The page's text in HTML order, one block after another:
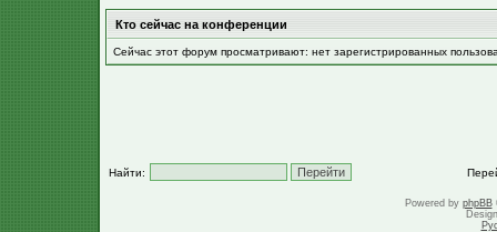
Кто сейчас на конференции
Сейчас этот форум просматривают: нет зарегистрированных
Найти:
Powered by phpBB